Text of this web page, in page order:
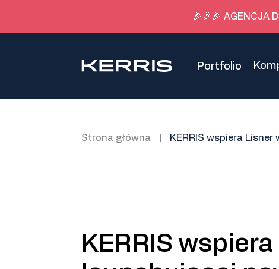
🎉🎉🎉 AGENCJA
Portfolio
Strona główna KERRIS wspiera
KERRIS